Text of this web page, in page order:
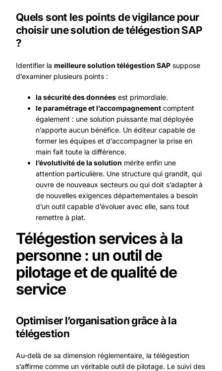
Quels sont les points de vigilance pour
choisir une solution de télégestion SAP
?
Identifier la meilleure solution télégestion SAPsuppose
d’examiner plusieurs points :
la sécurité des donnéesest primordiale.
le paramétrage et l’accompagnementcomptent
également : une solution puissante mal déployée
n’apporte aucun bénéfice. Un éditeur capable de
former les équipes et d’accompagner la prise en
main fait toute la différence.
l’évolutivité de la solution mérite enfin une
attention particulière. Une structure qui grandit, qui
ouvre de nouveaux secteurs ou qui doit s’adapter à
de nouvelles exigences départementales a besoin
d’un outil capable d’évoluer avec elle, sans tout
remettre à plat.
Télégestion services à la
personne : un outil de
pilotage et de qualité de
service
Optimiser l’organisation grâce à la
télégestion
Au-delà de sa dimension réglementaire, la télégestion
s’affirme comme un véritable outil de pilotage. Le suivi des